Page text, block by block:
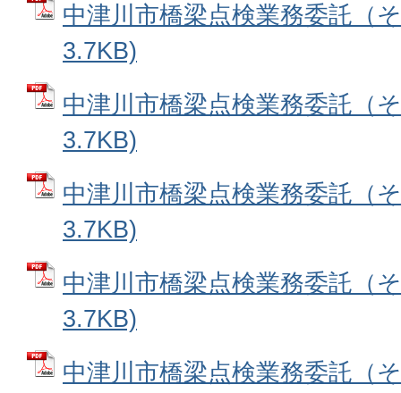
中津川市橋梁点検業務委託（
3.7KB)
中津川市橋梁点検業務委託（
3.7KB)
中津川市橋梁点検業務委託（
3.7KB)
中津川市橋梁点検業務委託（
3.7KB)
中津川市橋梁点検業務委託（